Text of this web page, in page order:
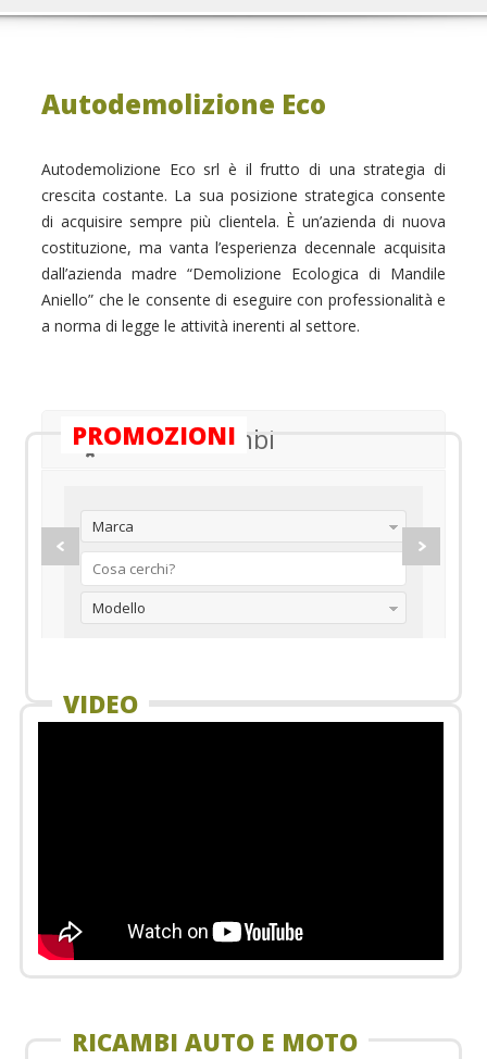
Autodemolizione Eco
Autodemolizione Eco srl è il frutto di una strategia di
crescita costante. La sua posizione strategica consente
di acquisire sempre più clientela. È un’azienda di nuova
costituzione, ma vanta l’esperienza decennale acquisita
dall’azienda madre “Demolizione Ecologica di Mandile
Aniello” che le consente di eseguire con professionalità e
a norma di legge le attività inerenti al settore.
Cerca ricambi
Marca
Modello
PROMOZIONI
VIDEO
RICAMBI AUTO E MOTO